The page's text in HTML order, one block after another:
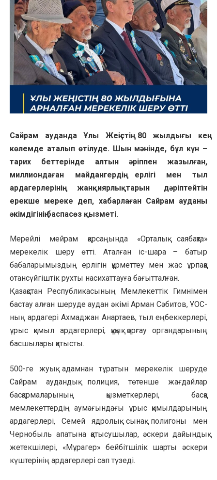
Сайрам ауданда Ұлы Жеңістің 80 жылдығы кең
көлемде аталып өтілуде. Шын мәнінде, бұл күн –
тарих беттерінде алтын әріппен жазылған,
миллиондаған майдангердің ерлігі мен тыл
ардагерлерінің жанқиярлықтарын дәріптейтін
ерекше мереке деп, хабарлаған Сайрам ауданы
әкімдігінің баспасөз қызметі.
Мерейлі мейрам қарсаңында «Орталық саябақта»
мерекелік шеру өтті. Аталған іс-шара – батыр
бабаларымыздың ерлігін құрметтеу мен жас ұрпаққа
отансүйгіштік рухты насихаттауға бағытталған.
Қазақстан Республикасының Мемлекеттік Гимнімен
бастау алған шеруде аудан әкімі Арман Сәбитов, ҰОС-
ның ардагері Ахмаджан Анартаев, тыл еңбеккерлері,
ұрыс қимыл ардагерлері, құқық қорғау органдарының
басшылары қатысты.
500-ге жуық адамнан тұратын мерекелік шеруде
Сайрам аудандық полиция, төтенше жағдайлар
басқармаларының қызметкерлері, басқа
мемлекеттердiң аумағындағы ұрыс қимылдарының
ардагерлері, Семей ядролық сынақ полигоны мен
Чернобыль апатына қатысушылар, әскери дайындық
жетекшілері, «Мұрагер» бейбітшілік шарты әскери
күштерінің ардагерлері сап түзеді.